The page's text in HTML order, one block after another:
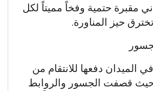
مقبرة حتمية وفخاً مميتاً لكل
حيز المناورة.
الميدان دفعها للانتقام من
حيث قصفت الجسور والروابط